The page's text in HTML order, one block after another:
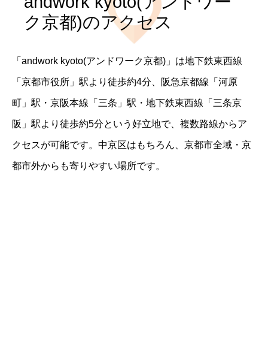
ク京都)のアクセス
「andwork kyoto(アンドワーク京都)」は地下鉄東西線
「京都市役所」駅より徒歩約4分、阪急京都線「河原
町」駅・京阪本線「三条」駅・地下鉄東西線「三条京
阪」駅より徒歩約5分という好立地で、複数路線からア
クセスが可能です。中京区はもちろん、京都市全域・京
都市外からも寄りやすい場所です。